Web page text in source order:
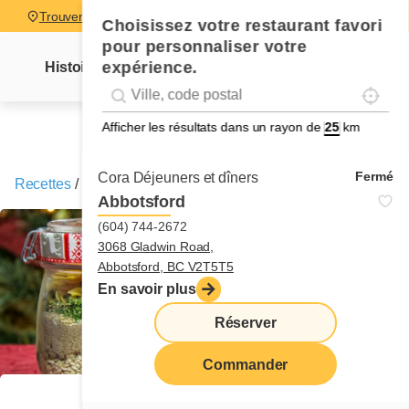
Choisissez votre restaurant favori
pour personnaliser votre
expérience.
Geolocation
Géolocalisation
Afficher les résultats dans un rayon de km
Cora Déjeuners et dîners Fermé
Abbotsford
(604) 744-2672
3068 Gladwin Road,
Abbotsford, BC V2T5T5
En savoir plus
Réserver
Commander
Trouver un restaurant
Histoire Lettre Mme Cora
Recettes/ Soupe en pot